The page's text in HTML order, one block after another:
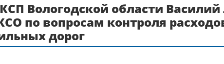
Вологодской области
по вопросам контроля
дорог